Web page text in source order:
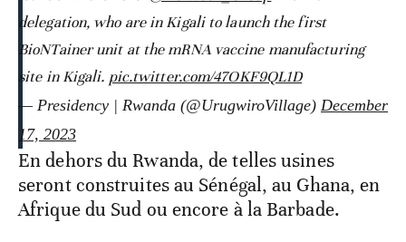
delegation, who are in Kigali to launch the first
BioNTainer unit at the mRNA vaccine manufacturing
site in Kigali. pic.twitter.com/47OKF9QL1D
— Presidency | Rwanda (@UrugwiroVillage) December
17, 2023
En dehors du Rwanda, de telles usines
seront construites au Sénégal, au Ghana, en
Afrique du Sud ou encore à la Barbade.